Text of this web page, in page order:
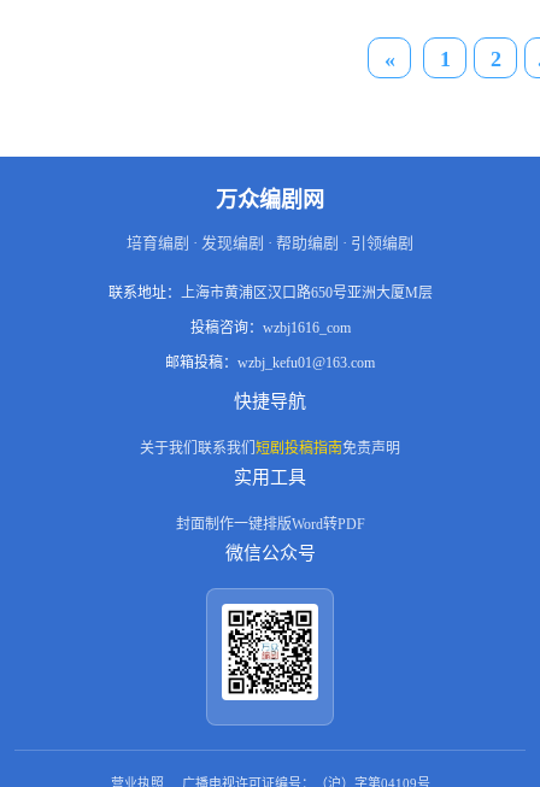
« 1 2
万众编剧网
培育编剧 · 发现编剧 · 帮助编剧 · 引领编剧
联系地址： 上海市黄浦区汉口路650号亚洲大厦M层
投稿咨询： wzbj1616_com
邮箱投稿： wzbj_kefu01@163.com
快捷导航
关于我们 联系我们 短剧投稿指南免责声明
实用工具
封面制作一键排版Word转PDF
微信公众号
营业执照 广播电视许可证编号：（沪）字第04109号